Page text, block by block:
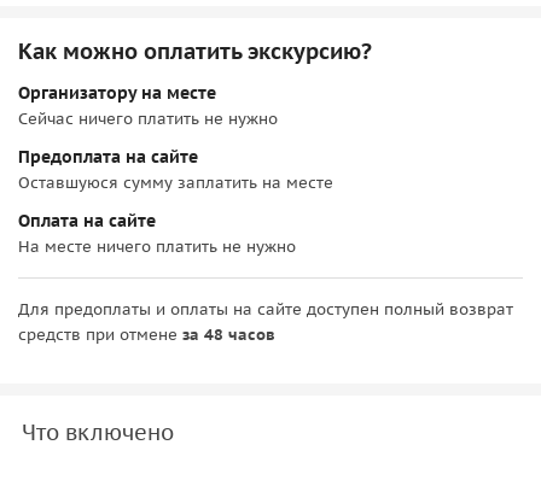
Как можно оплатить экскурсию?
Организатору на месте
Сейчас ничего платить не нужно
Предоплата на сайте
Оставшуюся сумму заплатить на месте
Оплата на сайте
На месте ничего платить не нужно
Для предоплаты и оплаты на сайте доступен полный возврат
средств при отмене за 48 часов
Что включено